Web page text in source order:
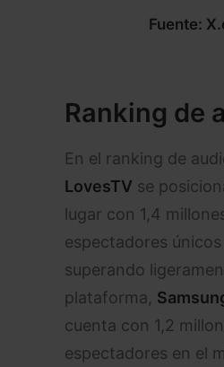
Fuente:
Ranking de
En el ranking de
LovesTV se
lugar con 1,4
espectadores
superando
plataforma,
cuenta con 1,2
espectadores en el